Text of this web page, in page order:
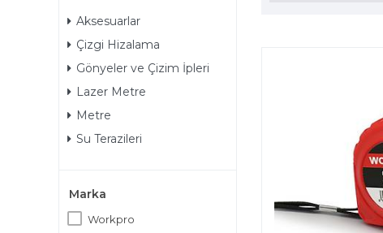
Aksesuarlar
Çizgi Hizalama
Gönyeler ve Çizim İpleri
Lazer Metre
Metre
Su Terazileri
Marka
Workpro